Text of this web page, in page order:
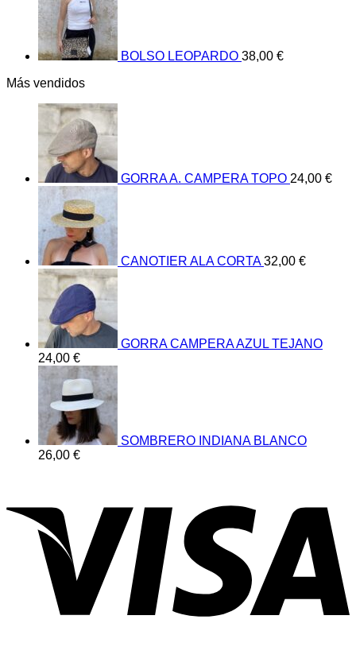
BOLSO LEOPARDO 38,00 €
Más vendidos
GORRA A. CAMPERA TOPO 24,00 €
CANOTIER ALA CORTA 32,00 €
GORRA CAMPERA AZUL TEJANO
24,00 €
SOMBRERO INDIANA BLANCO
26,00 €